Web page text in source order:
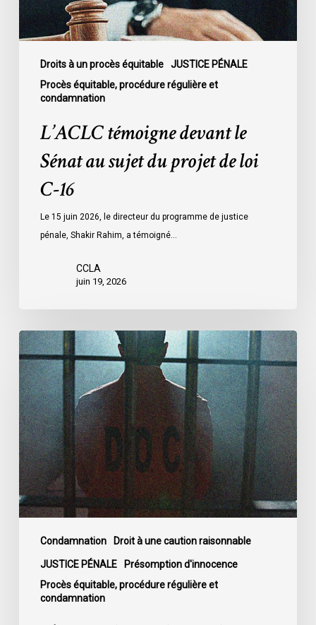
Droits à un procès équitable
JUSTICE PÉNALE
Procès équitable, procédure régulière et
condamnation
projet
de
L’ACLC témoigne devant le
Sénat au sujet du projet de loi
C-16
Le 15 juin 2026, le directeur du programme de justice
pénale, Shakir Rahim, a témoigné…
CCLA
juin 19, 2026
Condamnation Droit à une caution raisonnable
JUSTICE PÉNALE
Présomption d'innocence
Procès équitable, procédure régulière et
condamnation
L’ACLC
demande
aux
députés
d’adopter
les
amendements
du
Sénat
au